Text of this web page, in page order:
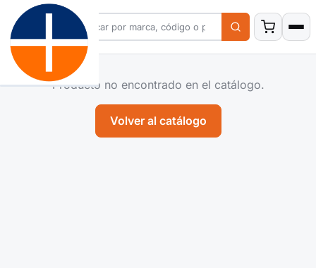
Producto no encontrado en el catálogo.
Volver al catálogo